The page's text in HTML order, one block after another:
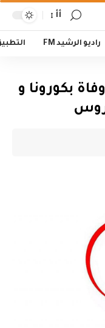
أأ
راديو الرشيد FM
الصحة تعلن تسجيل 47 وفاة بكورونا و